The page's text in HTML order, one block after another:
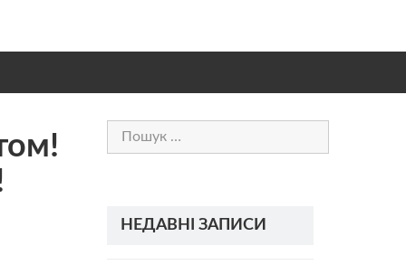
Пошук:
НЕДАВНІ ЗАПИСИ